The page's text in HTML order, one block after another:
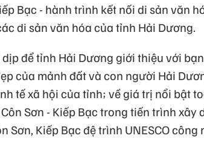
Bạc - hành trình kết nối di sản văn
di sản văn hóa của tỉnh Hải Dương.
để tỉnh Hải Dương giới thiệu với
của mảnh đất và con người Hải
tế xã hội của tỉnh; về giá trị nổi bật
Sơn - Kiếp Bạc trong tiến trình xây
Sơn, Kiếp Bạc đệ trình UNESCO